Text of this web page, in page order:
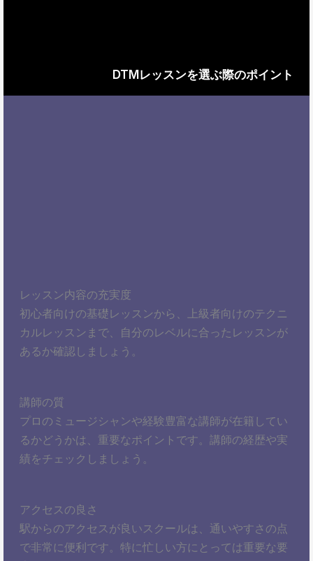
DTMレッスンを選ぶ際のポイント
レッスン内容の充実度
初心者向けの基礎レッスンから、上級者向けのテクニ
カルレッスンまで、自分のレベルに合ったレッスンが
あるか確認しましょう。
講師の質
プロのミュージシャンや経験豊富な講師が在籍してい
るかどうかは、重要なポイントです。講師の経歴や実
績をチェックしましょう。
アクセスの良さ
駅からのアクセスが良いスクールは、通いやすさの点
で非常に便利です。特に忙しい方にとっては重要な要